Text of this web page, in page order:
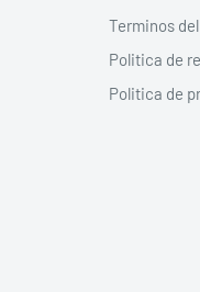
Terminos
Politica de
Politica de